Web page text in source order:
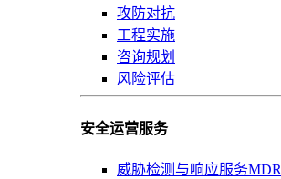
攻防对抗
工程实施
咨询规划
风险评估
安全运营服务
威胁检测与响应服务MDR